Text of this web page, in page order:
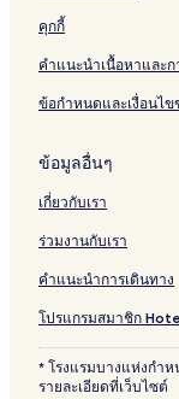
คุกกี้
คำแนะนำเนื้อหาและก
ข้อกำหนดและเงื่อนไ
ข้อมูลอื่นๆ
เกี่ยวกับเรา
ร่วมงานกับเรา
คำแนะนำการเดินทาง
โปรแกรมสมาชิก
* โรงแรมบางแห่งกำห
รายละเอียดที่เว็บไซต์